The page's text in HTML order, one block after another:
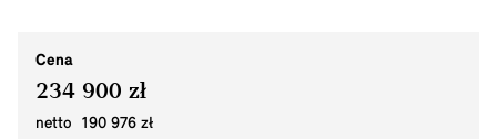
Cena
234 900 zł
netto 190 976 zł